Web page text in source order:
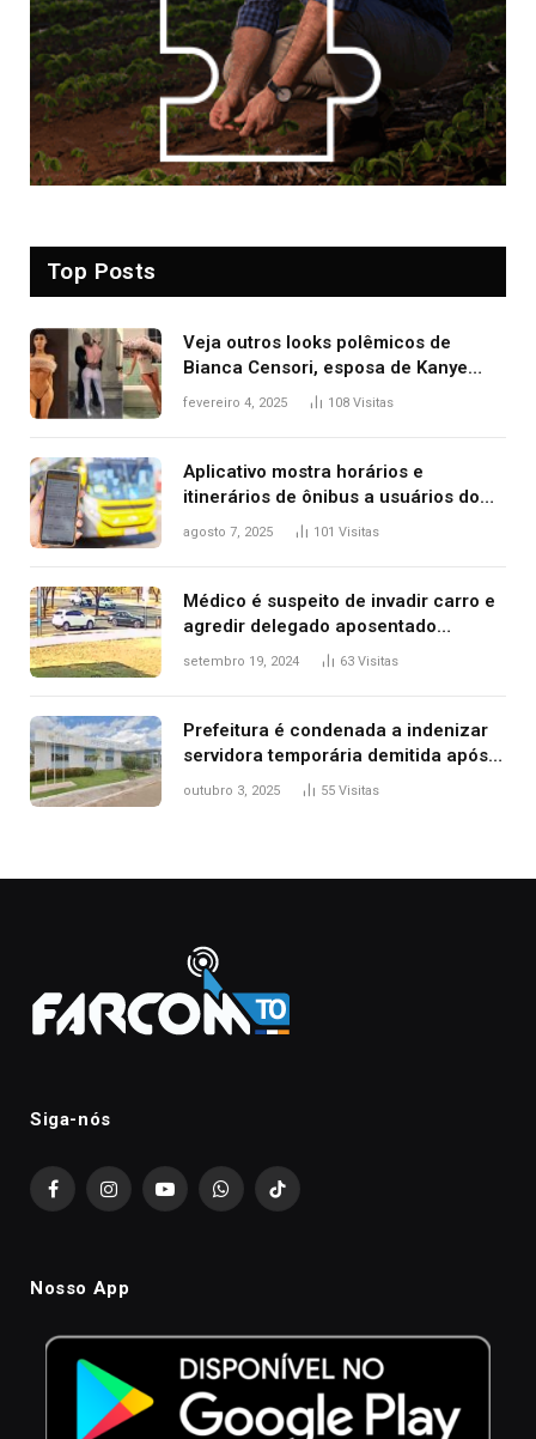
Top Posts
Veja outros looks polêmicos de
Bianca Censori, esposa de Kanye
West que apareceu nua no Grammy
fevereiro 4, 2025 108 Visitas
Aplicativo mostra horários e
itinerários de ônibus a usuários do
transporte público de Palmas; confira
agosto 7, 2025 101 Visitas
Médico é suspeito de invadir carro e
agredir delegado aposentado
durante confusão no trânsito
setembro 19, 2024 63 Visitas
Prefeitura é condenada a indenizar
servidora temporária demitida após
nascimento da filha
outubro 3, 2025 55 Visitas
Siga-nós
FacebookInstagramYouTubeWhatsAppTikTok
Nosso App